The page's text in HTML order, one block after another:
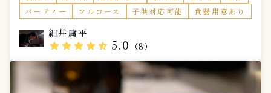
のヒアリングで、お好みや苦手な食材、特別なリクエス
トを伺い、お客様だけのオリジナルコースをお作りしま
す。食材の持ち味を最大限に引き出し、心に残る一皿を
お届けいたします。 レストラン仕様のカトラリー、ナ
プキン、メニュー表、お皿の持参も可能でございます。
お一人様税込1100円になります。 上質なフレンチとと
もに、かけがえのない時間を演出いたします。お気軽に
お問い合わせください。
パーティー
フルコース 子供対応可能 食器用意あり
細井庸平
star star star star star_half 5.0 （8）